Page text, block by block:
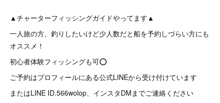
▲チャーターフィッシングガイドやってます▲
一人旅の方、釣りしたいけど少人数だと船を予約しづらい方にも
オススメ！
初心者体験フィッシングも可⭕
ご予約はプロフィールにある公式LINEから受け付けています
またはLINE ID.566wolop、インスタDMまでご連絡ください